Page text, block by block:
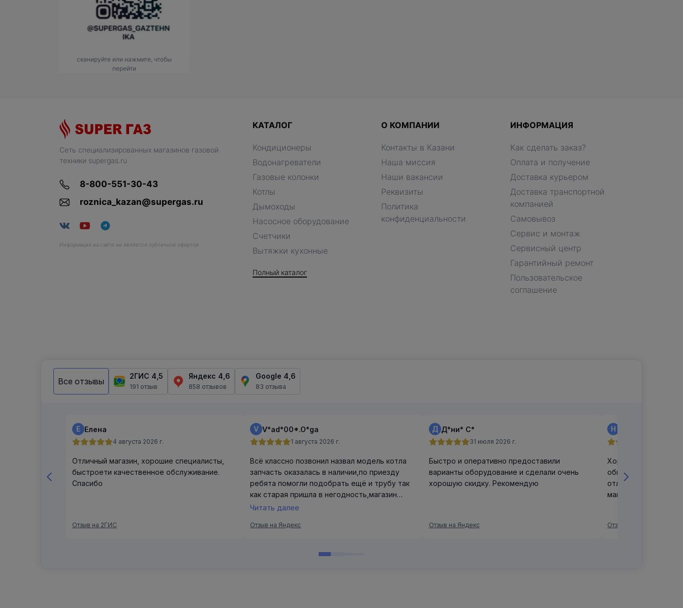
сканируйте или нажмите, чтобы
перейти
Сеть специализированных магазинов газовой
техники supergas.ru
8-800-551-30-43
roznica_kazan@supergas.ru
Информация на сайте не является публичной офертой
КАТАЛОГ
Кондиционеры
Водонагреватели
Газовые колонки
Котлы
Дымоходы
Насосное оборудование
Счетчики
Вытяжки кухонные
Полный каталог
О КОМПАНИИ
Контакты в Казани
Наша миссия
Наши вакансии
Реквизиты
Политика
конфиденциальности
ИНФОРМАЦИЯ
Как сделать заказ?
Оплата и получение
Доставка курьером
Доставка транспортной
компанией
Самовывоз
Сервис и монтаж
Сервисный центр
Гарантийный ремонт
Пользовательское
соглашение